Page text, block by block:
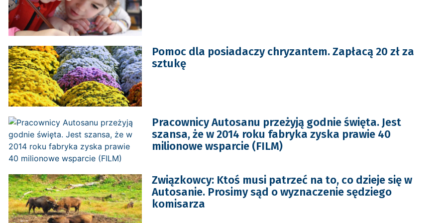
Pomoc dla posiadaczy chryzantem. Zapłacą 20 zł za
sztukę
Pracownicy Autosanu przeżyją godnie święta. Jest
szansa, że w 2014 roku fabryka zyska prawie 40
milionowe wsparcie (FILM)
Związkowcy: Ktoś musi patrzeć na to, co dzieje się w
Autosanie. Prosimy sąd o wyznaczenie sędziego
komisarza